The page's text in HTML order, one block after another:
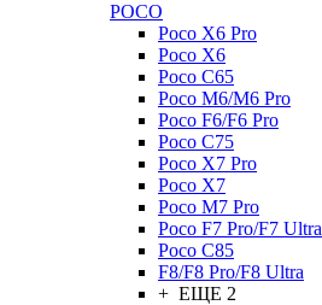
POCO
Poco X6 Pro
Poco X6
Poco C65
Poco M6/M6 Pro
Poco F6/F6 Pro
Poco C75
Poco X7 Pro
Poco X7
Poco M7 Pro
Poco F7 Pro/F7 Ultra
Poco C85
F8/F8 Pro/F8 Ultra
+ ЕЩЕ 2